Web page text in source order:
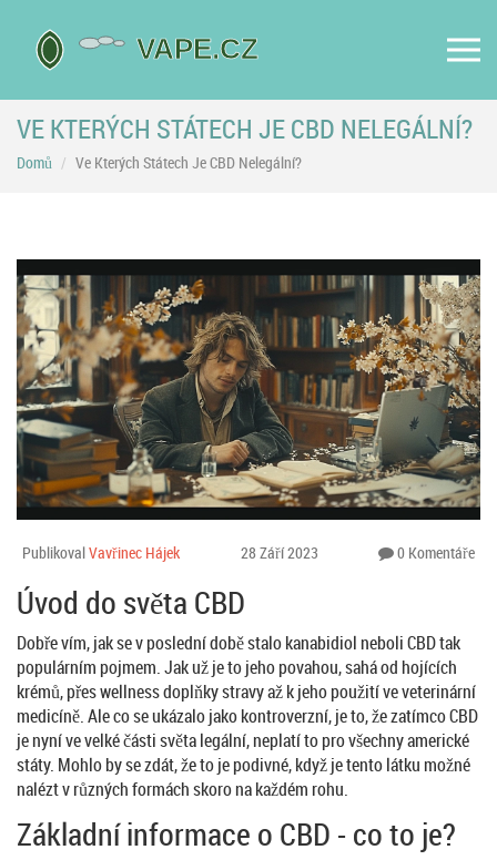
VE KTERÝCH STÁTECH JE CBD NELEGÁLNÍ?
Domů Ve Kterých Státech Je CBD Nelegální?
PublikovalVavřinec Hájek 28 Září 2023 0 Komentáře
Úvod do světa CBD
Dobře vím, jak se v poslední době stalo kanabidiol neboli CBD tak
populárním pojmem. Jak už je to jeho povahou, sahá od hojících
krémů, přes wellness doplňky stravy až k jeho použití ve veterinární
medicíně. Ale co se ukázalo jako kontroverzní, je to, že zatímco CBD
je nyní ve velké části světa legální, neplatí to pro všechny americké
státy. Mohlo by se zdát, že to je podivné, když je tento látku možné
nalézt v různých formách skoro na každém rohu.
Základní informace o CBD - co to je?